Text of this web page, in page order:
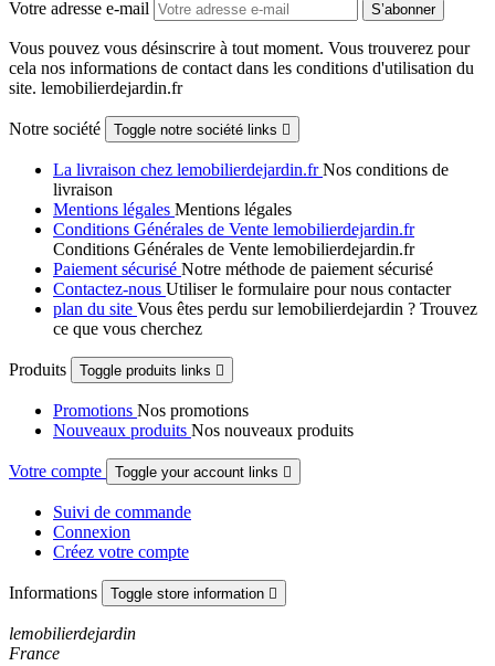
Votre adresse e-mail
Vous pouvez vous désinscrire à tout moment. Vous trouverez pour
cela nos informations de contact dans les conditions d'utilisation du
site. lemobilierdejardin.fr
Notre société Toggle notre société links 
La livraison chez lemobilierdejardin.frNos conditions de
livraison
Mentions légales Mentions légales
Conditions Générales de Vente lemobilierdejardin.fr
Conditions Générales de Vente lemobilierdejardin.fr
Paiement sécurisé Notre méthode de paiement sécurisé
Contactez-nous Utiliser le formulaire pour nous contacter
plan du site Vous êtes perdu sur lemobilierdejardin ? Trouvez
ce que vous cherchez
Produits Toggle produits links 
Promotions Nos promotions
Nouveaux produits Nos nouveaux produits
Votre compte Toggle your account links 
Suivi de commande
Connexion
Créez votre compte
Informations Toggle store information 
lemobilierdejardin
France